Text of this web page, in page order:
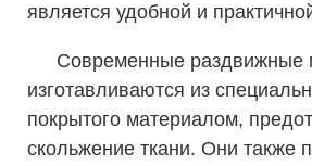
является удобной и
Современные раздвижные
изготавливаются из
покрытого материалом,
скольжение ткани. Они также